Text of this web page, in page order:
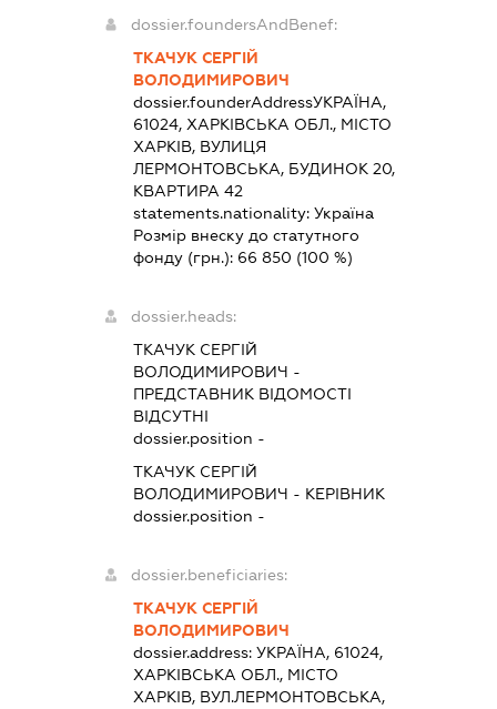
dossier.foundersAndBenef:
ТКАЧУК СЕРГІЙ
ВОЛОДИМИРОВИЧ
dossier.founderAddressУКРАЇНА,
61024, ХАРКІВСЬКА ОБЛ., МІСТО
ХАРКІВ, ВУЛИЦЯ
ЛЕРМОНТОВСЬКА, БУДИНОК 20,
КВАРТИРА 42
statements.nationality: Україна
Розмір внеску до статутного
фонду (грн.): 66 850 (100 %)
dossier.heads:
ТКАЧУК СЕРГІЙ
ВОЛОДИМИРОВИЧ -
ПРЕДСТАВНИКВІДОМОСТІ
ВІДСУТНІ
dossier.position -
ТКАЧУК СЕРГІЙ
ВОЛОДИМИРОВИЧ - КЕРІВНИК
dossier.position -
dossier.beneficiaries:
ТКАЧУК СЕРГІЙ
ВОЛОДИМИРОВИЧ
dossier.address: УКРАЇНА, 61024,
ХАРКІВСЬКА ОБЛ., МІСТО
ХАРКІВ, ВУЛ.ЛЕРМОНТОВСЬКА,